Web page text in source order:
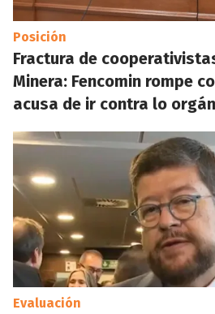
Posición
Fractura de
Minera: Fencomin rompe
acusa de ir contra lo
Evaluación